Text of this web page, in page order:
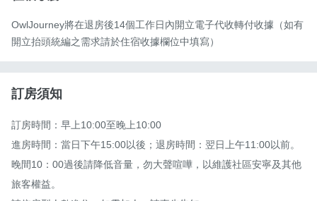
OwlJourney將在退房後14個工作日內開立電子代收轉付收據（如有
開立抬頭統編之需求請於住宿收據欄位中填寫）
訂房須知
訂房時間：早上10:00至晚上10:00
進房時間：當日下午15:00以後；退房時間：翌日上午11:00以前。
晚間10：00過後請降低音量，勿大聲喧嘩，以維護社區安寧及其他
旅客權益。